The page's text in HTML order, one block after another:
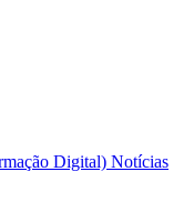
Digital) Notícias